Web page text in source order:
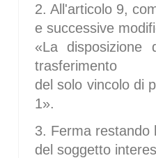
2. All'articolo 9,
e successive
«La
trasferimento
del solo vincolo di
1».
3. Ferma restando
del soggetto